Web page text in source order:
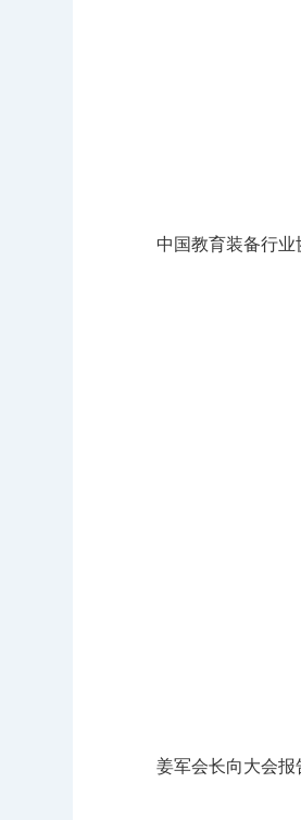
中国教育装备行业协
姜军会长向大会报告